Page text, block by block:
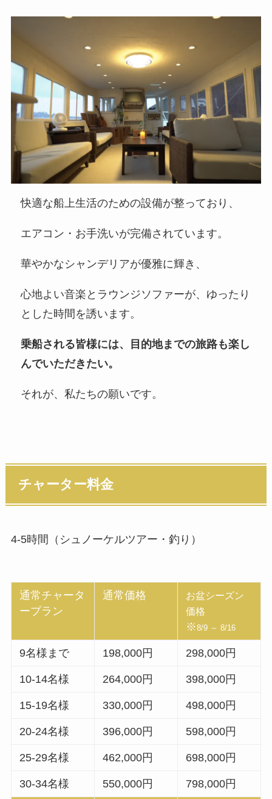
快適な船上生活のための設備が整っており、
エアコン・お手洗いが完備されています。
華やかなシャンデリアが優雅に輝き、
心地よい音楽とラウンジソファーが、ゆったり
とした時間を誘います。
乗船される皆様には、目的地までの旅路も楽し
んでいただきたい。
それが、私たちの願いです。
チャーター料金
4-5時間（シュノーケルツアー・釣り）
通常チャータ
ープラン
通常価格
お盆シーズン
価格
※8/9 ～ 8/16
9名様まで 198,000円 298,000円
10-14名様 264,000円 398,000円
15-19名様 330,000円 498,000円
20-24名様 396,000円 598,000円
25-29名様 462,000円 698,000円
30-34名様 550,000円 798,000円